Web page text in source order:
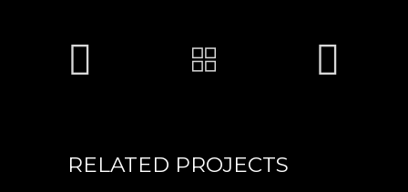
RELATED PROJECTS